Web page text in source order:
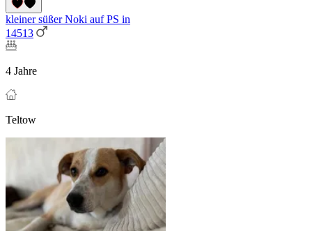
kleiner süßer Noki auf PS in
14513
4 Jahre
Teltow